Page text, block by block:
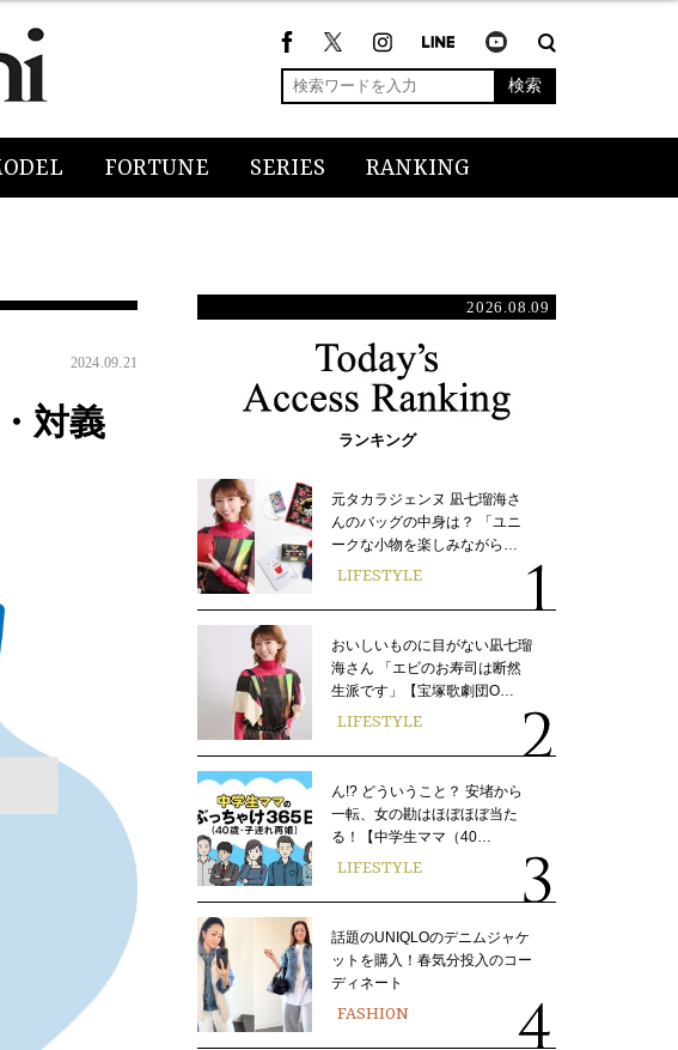
検索
FORTUNE SERIES RANKING
2024.09.21
対義
2026.08.09
ランキング
元タカラジェンヌ 凪七瑠海さ
んのバッグの中身は？ 「ユニ
ークな小物を楽しみながら…
LIFESTYLE
おいしいものに目がない凪七瑠
海さん 「エビのお寿司は断然
生派です」【宝塚歌劇団O…
LIFESTYLE
ん!? どういうこと？ 安堵から
一転、女の勘はほぼほぼ当た
る！【中学生ママ（40…
LIFESTYLE
話題のUNIQLOのデニムジャケ
ットを購入！春気分投入のコー
ディネート
FASHION